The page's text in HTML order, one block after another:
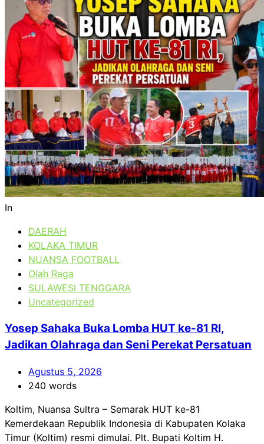
In
DAERAH
KOLAKA TIMUR
NUANSA FOOTBALL
Olah Raga
SULAWESI TENGGARA
Uncategorized
Yosep Sahaka Buka Lomba HUT ke-81 RI,
Jadikan Olahraga dan Seni Perekat Persatuan
Agustus 5, 2026
240 words
Koltim, Nuansa Sultra – Semarak HUT ke-81
Kemerdekaan Republik Indonesia di Kabupaten Kolaka
Timur (Koltim) resmi dimulai. Plt. Bupati Koltim H.